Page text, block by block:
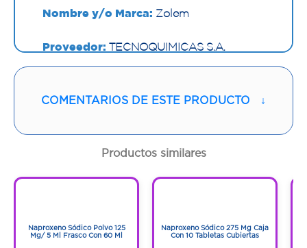
Nombre y/o Marca: Zolem
Proveedor: TECNOQUIMICAS S.A.
30 Tabletas
Código:1289968
COMENTARIOS DE ESTE PRODUCTO ↓
Productos similares
Naproxeno Sódico Polvo 125
Mg/ 5 Ml Frasco Con 60 Ml
Naproxeno Sódico 275 Mg Caja
Con 10 Tabletas Cubiertas